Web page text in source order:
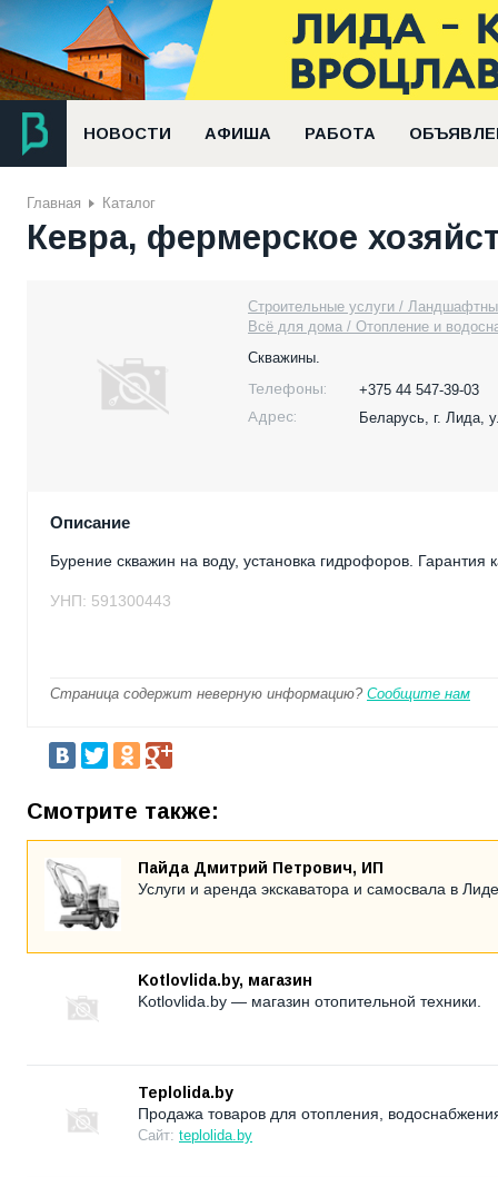
НОВОСТИ АФИША РАБОТА
Главная Каталог
Кевра, фермерское
Строительные услуги /
Всё для дома / Отопление и
Скважины.
Телефоны:
+375 44 547-39-03
Адрес:
Беларусь, г. Лида,
Описание
Бурение скважин на воду, установка гидрофоров. Гарантия
УНП: 591300443
Страница содержит неверную информацию? Сообщите нам
Смотрите также:
Пайда Дмитрий Петрович, ИП
Услуги и аренда экскаватора и самосвала в
Kotlovlida.by, магазин
Kotlovlida.by — магазин отопительной техники.
Teplolida.by
Продажа товаров для отопления,
Сайт: teplolida.by